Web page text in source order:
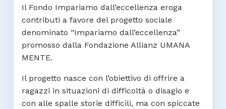
Il Fondo Impariamo dall’eccellenza eroga
contributi a favore del progetto sociale
denominato “Impariamo dall’eccellenza”
promosso dalla Fondazione Allianz UMANA
MENTE.
Il progetto nasce con l’obiettivo di offrire a
ragazzi in situazioni di difficoltà o disagio e
con alle spalle storie difficili, ma con spiccate